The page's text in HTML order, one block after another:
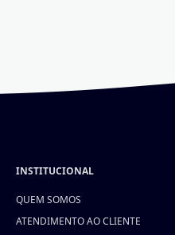
INSTITUCIONAL
QUEM SOMOS
ATENDIMENTO AO CLIENTE